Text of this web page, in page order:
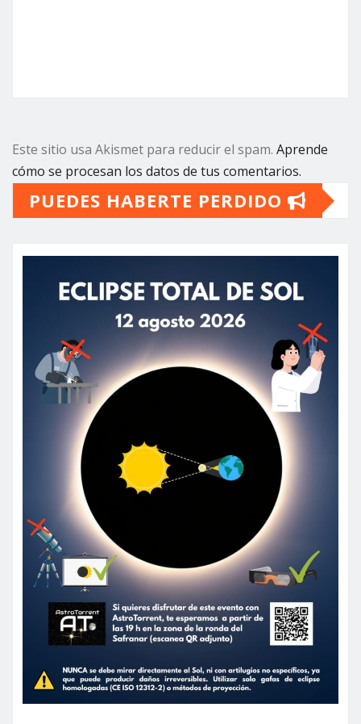
Este sitio usa Akismet para reducir el spam. Aprende
cómo se procesan los datos de tus comentarios.
PUEDES HABERTE PERDIDO